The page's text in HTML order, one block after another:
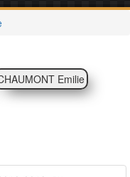
Emilie